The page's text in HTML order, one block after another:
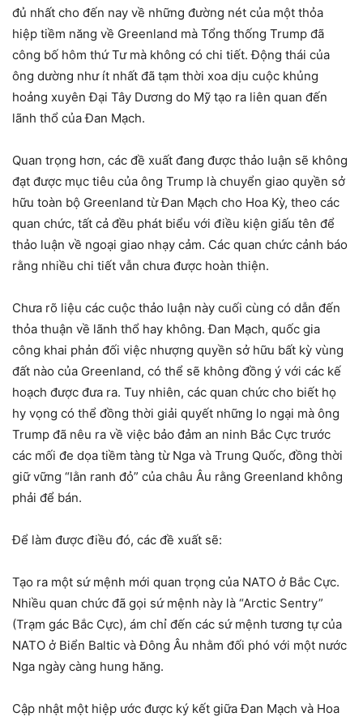
đủ nhất cho đến nay về những đường nét của một thỏa
hiệp tiềm năng về Greenland mà Tổng thống Trump đã
công bố hôm thứ Tư mà không có chi tiết. Động thái của
ông dường như ít nhất đã tạm thời xoa dịu cuộc khủng
hoảng xuyên Đại Tây Dương do Mỹ tạo ra liên quan đến
lãnh thổ của Đan Mạch.
Quan trọng hơn, các đề xuất đang được thảo luận sẽ không
đạt được mục tiêu của ông Trump là chuyển giao quyền sở
hữu toàn bộ Greenland từ Đan Mạch cho Hoa Kỳ, theo các
quan chức, tất cả đều phát biểu với điều kiện giấu tên để
thảo luận về ngoại giao nhạy cảm. Các quan chức cảnh báo
rằng nhiều chi tiết vẫn chưa được hoàn thiện.
Chưa rõ liệu các cuộc thảo luận này cuối cùng có dẫn đến
thỏa thuận về lãnh thổ hay không. Đan Mạch, quốc gia
công khai phản đối việc nhượng quyền sở hữu bất kỳ vùng
đất nào của Greenland, có thể sẽ không đồng ý với các kế
hoạch được đưa ra. Tuy nhiên, các quan chức cho biết họ
hy vọng có thể đồng thời giải quyết những lo ngại mà ông
Trump đã nêu ra về việc bảo đảm an ninh Bắc Cực trước
các mối đe dọa tiềm tàng từ Nga và Trung Quốc, đồng thời
giữ vững “lằn ranh đỏ” của châu Âu rằng Greenland không
phải để bán.
Để làm được điều đó, các đề xuất sẽ:
Tạo ra một sứ mệnh mới quan trọng của NATO ở Bắc Cực.
Nhiều quan chức đã gọi sứ mệnh này là “Arctic Sentry”
(Trạm gác Bắc Cực), ám chỉ đến các sứ mệnh tương tự của
NATO ở Biển Baltic và Đông Âu nhằm đối phó với một nước
Nga ngày càng hung hăng.
Cập nhật một hiệp ước được ký kết giữa Đan Mạch và Hoa